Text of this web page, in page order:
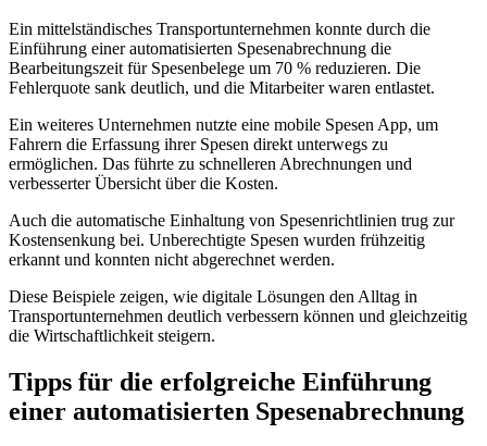
Ein mittelständisches Transportunternehmen konnte durch die
Einführung einer automatisierten Spesenabrechnung die
Bearbeitungszeit für Spesenbelege um 70 % reduzieren. Die
Fehlerquote sank deutlich, und die Mitarbeiter waren entlastet.
Ein weiteres Unternehmen nutzte eine mobile Spesen App, um
Fahrern die Erfassung ihrer Spesen direkt unterwegs zu
ermöglichen. Das führte zu schnelleren Abrechnungen und
verbesserter Übersicht über die Kosten.
Auch die automatische Einhaltung von Spesenrichtlinien trug zur
Kostensenkung bei. Unberechtigte Spesen wurden frühzeitig
erkannt und konnten nicht abgerechnet werden.
Diese Beispiele zeigen, wie digitale Lösungen den Alltag in
Transportunternehmen deutlich verbessern können und gleichzeitig
die Wirtschaftlichkeit steigern.
Tipps für die erfolgreiche Einführung
einer automatisierten Spesenabrechnung